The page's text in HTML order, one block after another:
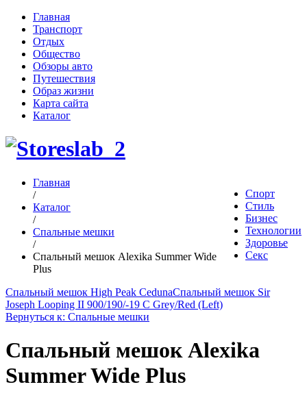
Главная
Транспорт
Отдых
Общество
Обзоры авто
Путешествия
Образ жизни
Карта сайта
Каталог
Спорт
Стиль
Бизнес
Технологии
Здоровье
Секс
Главная
/
Каталог
/
Спальные мешки
/
Спальный мешок Alexika Summer Wide
Plus
Спальный мешок High Peak CedunaСпальный мешок Sir
Joseph Looping II 900/190/-19 C Grey/Red (Left)
Вернуться к: Спальные мешки
Спальный мешок Alexika
Summer Wide Plus